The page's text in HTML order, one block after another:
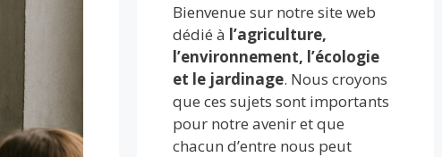
Bienvenue sur notre site web
dédié à l’agriculture,
l’environnement, l’écologie
et le jardinage. Nous croyons
que ces sujets sont importants
pour notre avenir et que
chacun d’entre nous peut